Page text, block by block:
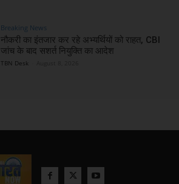
Breaking News
नौकरी का इंतजार कर रहे अभ्यर्थियों को राहत, CBI
जांच के बाद सशर्त नियुक्ति का आदेश
TBN Desk